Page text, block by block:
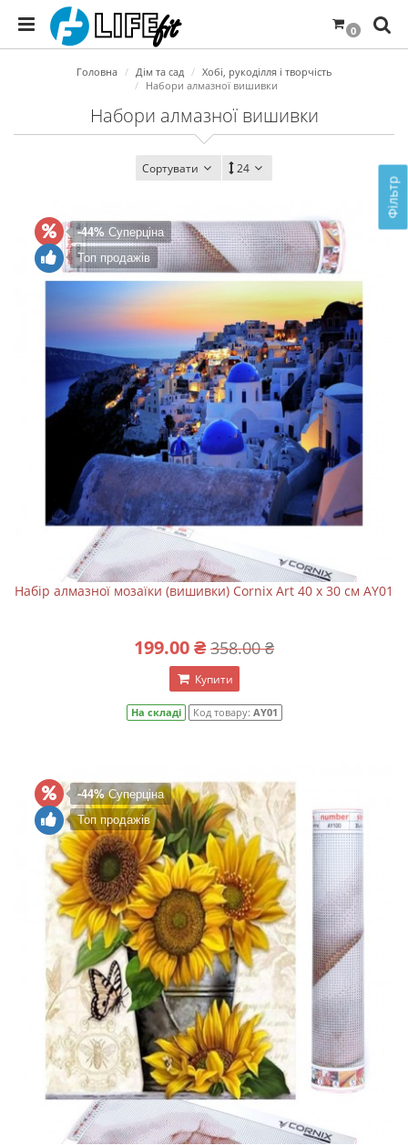
0
Фільтр
Головна Дім та сад
Хобі, рукоділля і творчість
Набори алмазної вишивки
Набори алмазної вишивки
Сортувати 24
-44% Суперціна
Топ продажів
Набір алмазної мозаїки (вишивки) Cornix Art 40 x 30 см AY01
199.00 ₴ 358.00 ₴
Купити
На складі Код товару: AY01
-44%Суперціна
Топ продажів